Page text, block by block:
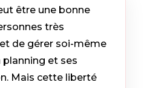
être une bonne
très
de gérer soi-même
et ses
Mais cette liberté